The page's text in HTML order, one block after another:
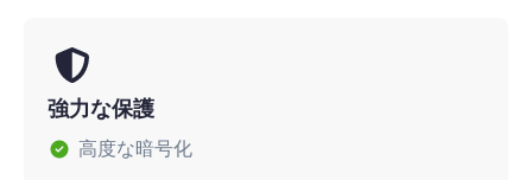
強力な保護
高度な暗号化